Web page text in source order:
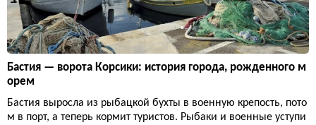
Бастия — ворота Корсики: история города, рожденного м
орем
Бастия выросла из рыбацкой бухты в военную крепость, пото
м в порт, а теперь кормит туристов. Рыбаки и военные уступи